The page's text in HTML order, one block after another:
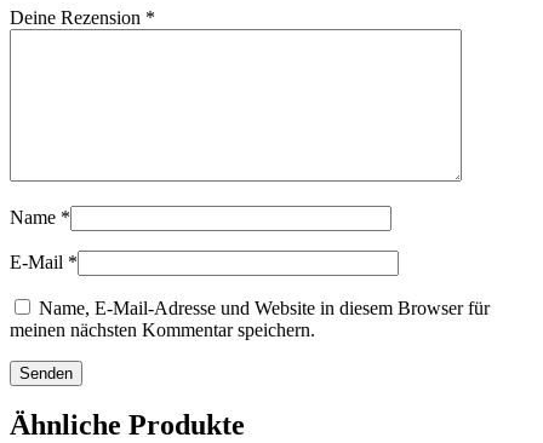
Deine Rezension *
Name *
E-Mail *
Name, E-Mail-Adresse und Website in diesem Browser für
meinen nächsten Kommentar speichern.
Ähnliche Produkte